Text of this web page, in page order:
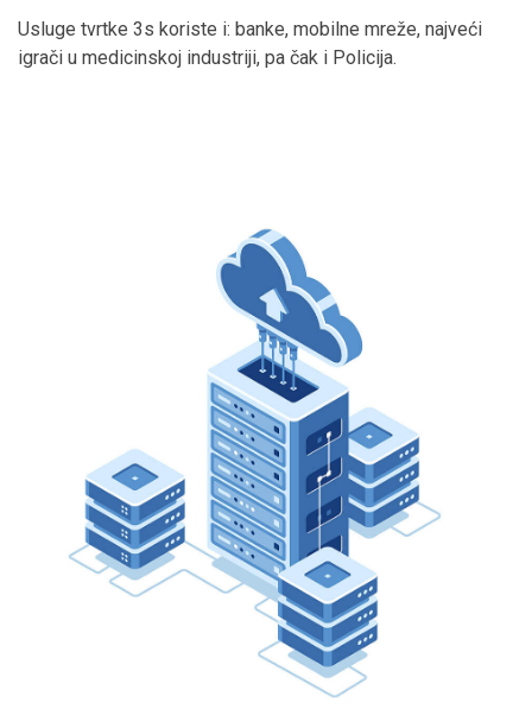
Usluge tvrtke 3s koriste i: banke, mobilne mreže, najveći
igrači u medicinskoj industriji, pa čak i Policija.